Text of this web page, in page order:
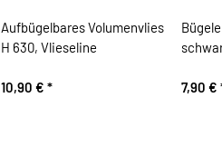
Aufbügelbares Volumenvlies
H 630, Vlieseline
10,90 € * 7,90 €